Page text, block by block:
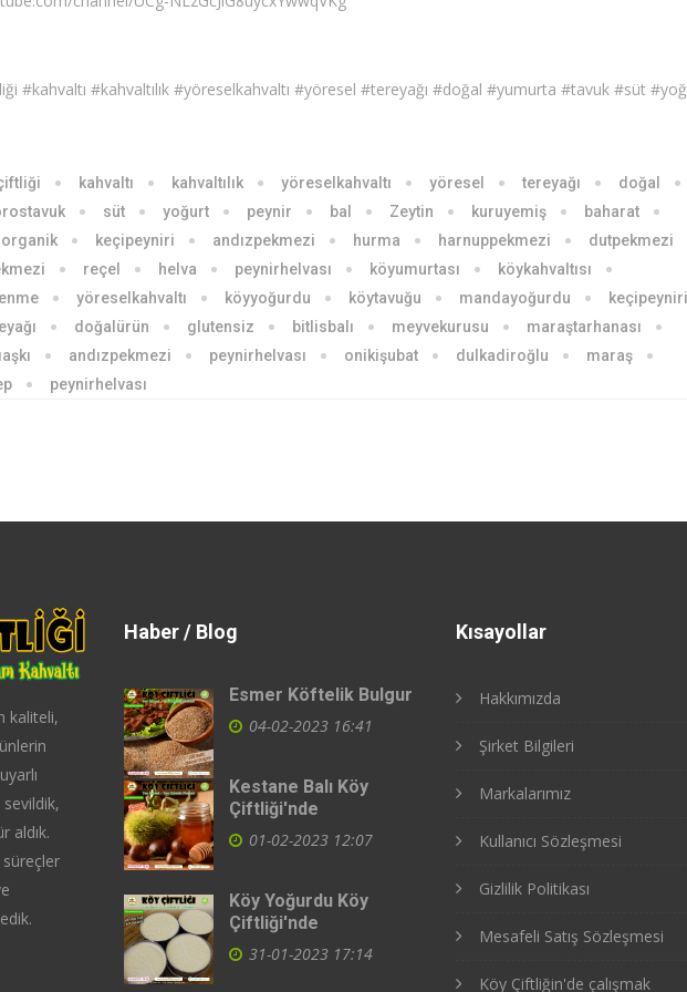
kahvaltı kahvaltılık yöreselkahvaltı yöresel tereyağı
doğal
süt yoğurt peynir bal Zeytin kuruyemiş
baharat
organik keçipeyniri andızpekmezi hurma harnuppekmezi
dutpekmezi
reçel helva peynirhelvası köyumurtası
köykahvaltısı
yöreselkahvaltı köyyoğurdu köytavuğu mandayoğurdu
keçipeyniri
doğalürün glutensiz bitlisbalı meyvekurusu
maraştarhanası
andızpekmezi peynirhelvası onikişubat dulkadiroğlu
maraş
peynirhelvası
kaliteli,
aldık.
Haber / Blog
Esmer Köftelik Bulgur
04-02-2023 16:41
Kestane Balı Köy
Çiftliği'nde
01-02-2023 12:07
Köy Yoğurdu Köy
Çiftliği'nde
31-01-2023 17:14
Kısayollar
Hakkımızda
Şirket Bilgileri
Markalarımız
Kullanıcı Sözleşmesi
Gizlilik Politikası
Mesafeli Satış Sözleşmesi
Köy Çiftliğin'de çalışmak